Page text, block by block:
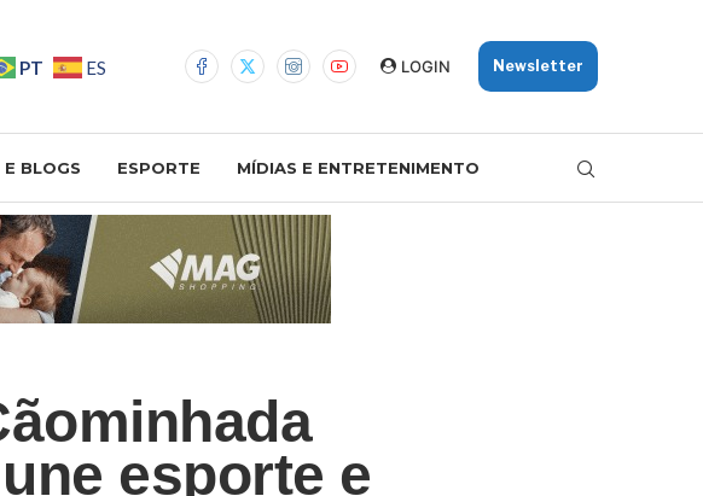
PT ES LOGIN Newsletter
BLOGS ESPORTE MÍDIAS E ENTRETENIMENTO
esporte e